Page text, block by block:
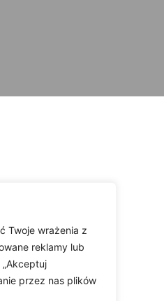
Twoje wrażenia z
reklamy lub
przez nas plików